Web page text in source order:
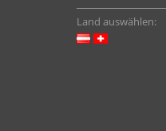
Land auswählen: